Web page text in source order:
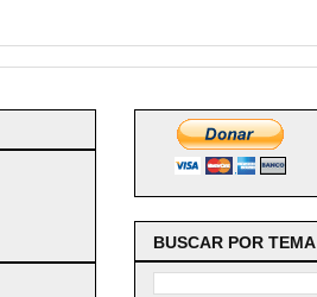
BUSCAR POR TEMA